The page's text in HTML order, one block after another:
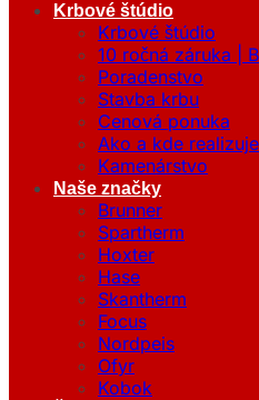
Krbové štúdio
Krbové štúdio
10 ročná záruka |
Poradenstvo
Stavba krbu
Cenová ponuka
Ako a kde
Kamenárstvo
Naše značky
Brunner
Spartherm
Hoxter
Hase
Skantherm
Focus
Nordpeis
Ofyr
Kobok